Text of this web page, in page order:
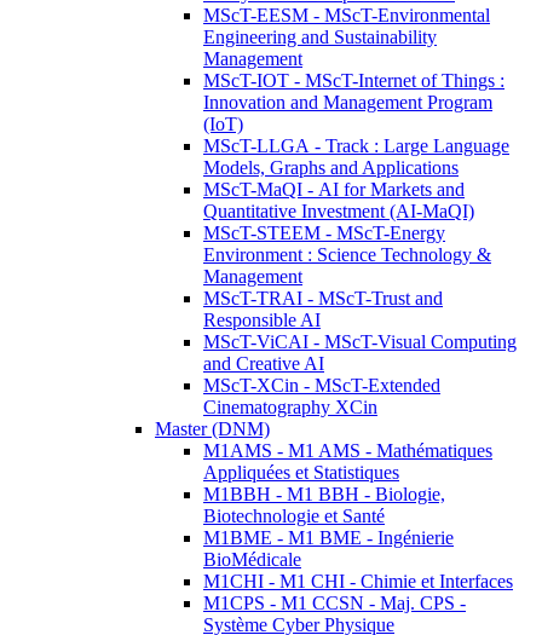
MScT-EESM - MScT-Environmental
Engineering and Sustainability
Management
MScT-IOT - MScT-Internet of Things :
Innovation and Management Program
(IoT)
MScT-LLGA - Track : Large Language
Models, Graphs and Applications
MScT-MaQI - AI for Markets and
Quantitative Investment (AI-MaQI)
MScT-STEEM - MScT-Energy
Environment : Science Technology &
Management
MScT-TRAI - MScT-Trust and
Responsible AI
MScT-ViCAI - MScT-Visual Computing
and Creative AI
MScT-XCin - MScT-Extended
Cinematography XCin
Master (DNM)
M1AMS - M1 AMS - Mathématiques
Appliquées et Statistiques
M1BBH - M1 BBH - Biologie,
Biotechnologie et Santé
M1BME - M1 BME - Ingénierie
BioMédicale
M1CHI - M1 CHI - Chimie et Interfaces
M1CPS - M1 CCSN - Maj. CPS -
Système Cyber Physique